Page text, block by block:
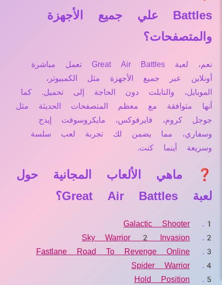
Battles علي جميع الأجهزة
والمتصفحات؟
نعم، لعبة Great Air Battles تعمل مباشرة
أونلاين عبر جميع الأجهزة مثل الكمبيوتر،
الموبايل، والتابلت دون الحاجة إلى تحميل. كما
أنها متوافقة مع معظم المتصفحات الحديثة مثل
جوجل كروم، فايرفوكس، مايكروسوفت إيدج
وسفاري، مما يضمن لك تجربة لعب سلسة
وسريعة أينما كنت.
❓ ماهي الألعاب المجانية حول
لعبة Great Air Battles؟
Galactic Shooter
Sky Warrior 2 Invasion
Fastlane Road To Revenge Online
Spider Warrior
Hold Position